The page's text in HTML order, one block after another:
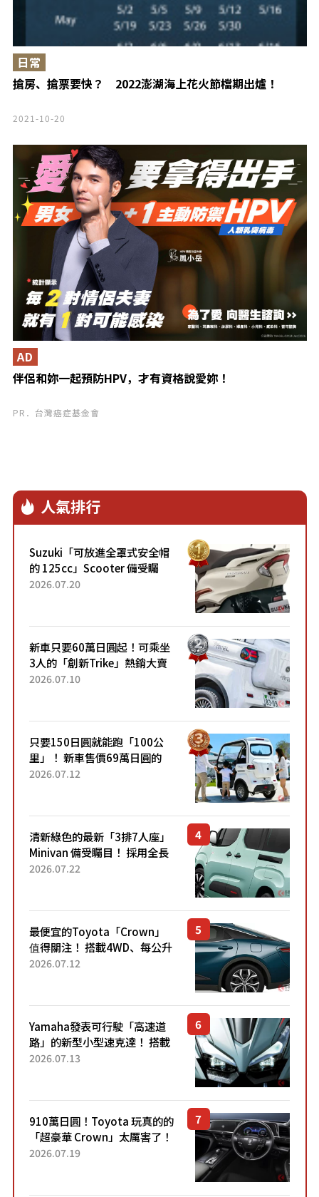
搶房、搶票要快？ 2022澎湖海上花火節檔期出爐！
日常
2021-10-20
伴侶和妳一起預防HPV，才有資格說愛妳！
AD
PR．台灣癌症基金會
人氣排行
Suzuki「可放進全罩式安全帽
的 125cc」Scooter 備受矚
目！採用全新流線設計與各項
2026.07.20
新車只要60萬日圓起！可乘坐
3人的「創新Trike」熱銷大賣
成為人氣車款！「養車成本真
2026.07.10
只要150日圓就能跑「100公
里」！ 新車售價69萬日圓的
「3人座」Trike大受歡迎！ 順
2026.07.12
清新綠色的最新「3排7人座」
Minivan 備受矚目！ 採用全長
4.7公尺剛剛好的車身尺寸與
2026.07.22
最便宜的Toyota「Crown」
值得關注！ 搭載4WD、每公升
22.4公里低油耗表現超亮眼！
2026.07.12
Yamaha發表可行駛「高速道
路」的新型小型速克達！ 搭載
能享受超強勁「渦輪感」的動
2026.07.13
910萬日圓！Toyota 玩真的的
「超豪華 Crown」太厲害了！
採用由「匠人技藝」打造的
2026.07.19